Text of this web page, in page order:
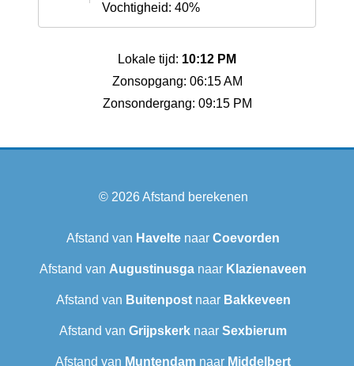
Vochtigheid: 40%
Lokale tijd: 10:12 PM
Zonsopgang: 06:15 AM
Zonsondergang: 09:15 PM
© 2026Afstand berekenen
Afstand van Havelte naar Coevorden
Afstand van Augustinusga naar Klazienaveen
Afstand van Buitenpostnaar Bakkeveen
Afstand van Grijpskerk naar Sexbierum‎
Afstand van Muntendam naar Middelbert